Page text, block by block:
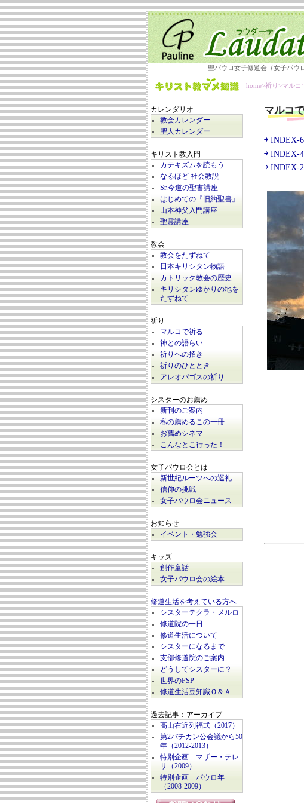
聖パウロ女子修道会（女子パウ
カレンダリオ
教会カレンダー
聖人カレンダー
キリスト教入門
カテキズムを読もう
なるほど 社会教説
Sr.今道の聖書講座
はじめての『旧約聖書』
山本神父入門講座
聖霊講座
教会
教会をたずねて
日本キリシタン物語
カトリック教会の歴史
キリシタンゆかりの地を
たずねて
祈り
マルコで祈る
神との語らい
祈りへの招き
祈りのひととき
アレオパゴスの祈り
シスターのお薦め
新刊のご案内
私の薦めるこの一冊
お薦めシネマ
こんなとこ行った！
女子パウロ会とは
新世紀ルーツへの巡礼
信仰の挑戦
女子パウロ会ニュース
お知らせ
イベント・勉強会
キッズ
創作童話
女子パウロ会の絵本
修道生活を考えている方へ
シスターテクラ・メルロ
修道院の一日
修道生活について
シスターになるまで
支部修道院のご案内
どうしてシスターに？
世界のFSP
修道生活豆知識Ｑ＆Ａ
過去記事：アーカイブ
高山右近列福式（2017）
第2バチカン公会議から50
年（2012-2013）
特別企画 マザー・テレ
サ（2009）
特別企画 パウロ年
（2008-2009）
home>祈り>マルコ
マルコ
￫ INDEX-6
￫ INDEX-4
￫ INDEX-2